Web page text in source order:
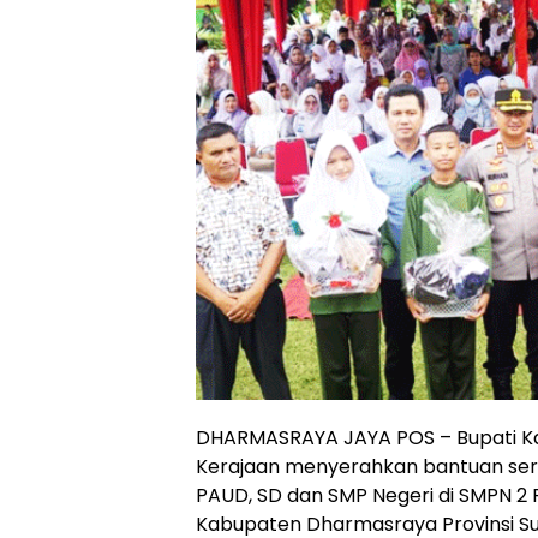
DHARMASRAYA JAYA POS –
Kerajaan menyerahkan bantuan
PAUD, SD dan SMP Negeri di SMPN
Kabupaten Dharmasraya Provinsi